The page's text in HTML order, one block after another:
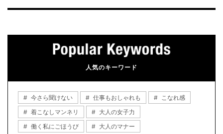
人気のキーワード
今さら聞けない 仕事もおしゃれも
こなれ感
着こなしマンネリ
大人の女子力
働く私にごほうび
大人のマナー